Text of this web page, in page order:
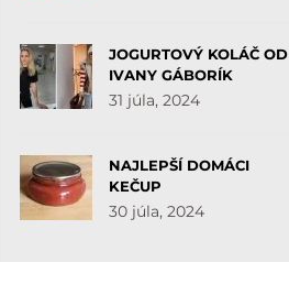
JOGURTOVÝ KOLÁČ OD
IVANY GÁBORÍK
31 júla, 2024
NAJLEPŠÍ DOMÁCI
KEČUP
30 júla, 2024